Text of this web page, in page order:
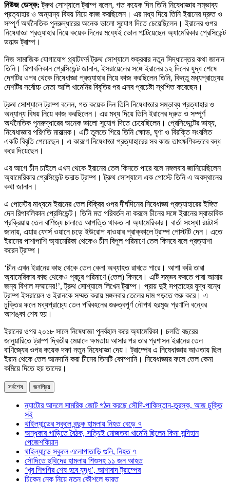
নিউজ ডেস্ক: ট্রুথ সোশ্যালে ট্রাম্প বলেন, গত কয়েক দিন তিনি নিষেধাজ্ঞার সম্ভাব্য
প্রত্যাহার ও অন্যান্য বিষয় নিয়ে কাজ করছিলেন। এর মধ্য দিয়ে তিনি ইরানের দ্রুত ও
সম্পূর্ণ অর্থনৈতিক পুনরুদ্ধারের অনেক ভালো সুযোগ দিতে চেয়েছিলেন। ইরানের ওপর
নিষেধাজ্ঞা প্রত্যাহার নিয়ে কয়েক দিনের মধ্যেই ভোল পাল্টিয়েছেন অ্যামেরিকার প্রেসিডেন্ট
ডনাল্ড ট্রাম্প।
নিজ সামাজিক যোগাযোগ প্ল্যাটফর্ম ট্রুথ সোশ্যালে শুক্রবার নতুন সিদ্ধান্তের কথা জানান
তিনি। রিপাবলিকান প্রেসিডেন্ট জানান, ইসরায়েলের সঙ্গে ইরানের ১২ দিনের যুদ্ধ শেষে
দেশটির ওপর থেকে নিষেধাজ্ঞা প্রত্যাহার নিয়ে কাজ করছিলেন তিনি, কিন্তু মধ্যপ্রাচ্যের
দেশটির সর্বোচ্চ নেতা আলি খামেনির বিবৃতির পর এসব প্রচেষ্টা স্থগিত করেছেন।
ট্রুথ সোশ্যালে ট্রাম্প বলেন, গত কয়েক দিন তিনি নিষেধাজ্ঞার সম্ভাব্য প্রত্যাহার ও
অন্যান্য বিষয় নিয়ে কাজ করছিলেন। এর মধ্য দিয়ে তিনি ইরানের দ্রুত ও সম্পূর্ণ
অর্থনৈতিক পুনরুদ্ধারের অনেক ভালো সুযোগ দিতে চেয়েছিলেন। প্রেসিডেন্টের ভাষ্য,
নিষেধাজ্ঞার পরিণতি মারাত্মক। এটি তুলতে গিয়ে তিনি ক্ষোভ, ঘৃণা ও বিরক্তি সংবলিত
একটি বিবৃতি পেয়েছেন। এ কারণে নিষেধাজ্ঞা প্রত্যাহারের সব কাজ তাৎক্ষণিকভাবে বন্ধ
করে দিয়েছেন।
এর আগে চীন চাইলে এখন থেকে ইরানের তেল কিনতে পারে বলে মঙ্গলবার জানিয়েছিলেন
অ্যামেরিকার প্রেসিডেন্ট ডনাল্ড ট্রাম্প। ট্রুথ সোশ্যালে এক পোস্টে তিনি এ অবস্থানের
কথা জানান।
এ পোস্টের মাধ্যমে ইরানের তেল বিক্রির ওপর দীর্ঘদিনের নিষেধাজ্ঞা প্রত্যাহারের ইঙ্গিত
দেন রিপাবলিকান প্রেসিডেন্ট। তিনি মত পরিবর্তন না করলে চীনের সঙ্গে ইরানের স্বাভাবিক
প্রক্রিয়ায় তেল বাণিজ্য চালাতে আপত্তি থাকত না অ্যামেরিকার। বার্তা সংস্থা রয়টার্স
জানায়, এয়ার ফোর্স ওয়ানে চড়ে ইউরোপ যাওয়ার প্রাক্কালে ট্রাম্প পোস্টটি দেন। এতে
ইরানের পাশাপাশি অ্যামেরিকা থেকেও চীন বিপুল পরিমাণে তেল কিনবে বলে প্রত্যাশা
করেন ট্রাম্প।
‘চীন এখন ইরানের কাছ থেকে তেল কেনা অব্যাহত রাখতে পারে। আশা করি তারা
অ্যামেরিকার কাছ থেকেও প্রচুর পরিমাণে (তেল) কিনবে। এটি সম্ভব করতে পারা আমার
জন্য বিশাল সম্মানের!’, ট্রুথ সোশ্যালে লিখেন ট্রাম্প। প্রায় দুই সপ্তাহের যুদ্ধ বন্ধে
ট্রাম্প ইসরায়েল ও ইরানকে সম্মত করায় মঙ্গলবার তেলের দাম পড়তে শুরু করে। এ
চুক্তির ফলে মধ্যপ্রাচ্যে তেল পরিবহনের গুরুত্বপূর্ণ নৌপথ হরমুজ প্রণালি বন্ধের
আশঙ্কা শেষ হয়।
ইরানের ওপর ২০১৮ সালে নিষেধাজ্ঞা পুনর্বহাল করে অ্যামেরিকা। চলতি বছরের
জানুয়ারিতে ট্রাম্প দ্বিতীয় মেয়াদে ক্ষমতায় আসার পর তার প্রশাসন ইরানের তেল
বাণিজ্যের ওপর কয়েক দফা নতুন নিষেধাজ্ঞা দেয়। ট্রাম্পের এ নিষেধাজ্ঞার আওতায় ছিল
ইরান থেকে তেল আমদানি করা চীনের তিনটি কোম্পানি। নিষেধাজ্ঞার ফলে তেল কেনা
কমিয়ে দিতে হয় তাদের।
সর্বশেষ জনপ্রিয়
ন্যাটোর আদলে সামরিক জোট গঠন করছে সৌদি-পাকিস্তান-তুরস্ক, আজ চুক্তি
সই
থাইল্যান্ডের স্কুলে বন্দুক হামলায় নিহত বেড়ে ৭
অন্ধকার গাড়িতে বৈঠক, সত্যিই মোজতবা খামেনি ছিলেন কিনা সন্দিহান
পেজেশকিয়ান
থাইল্যান্ডে স্কুলে এলোপাতাড়ি গুলি, নিহত ৭
সৌদিতে হুথিদের হামলায় শিশুসহ ১১ জন আহত
‘খুব শিগগির শেষ হবে যুদ্ধ’, আশাবাদ ট্রাম্পের
চিকেন নেক নিয়ে নতুন কৌশলে ভারত